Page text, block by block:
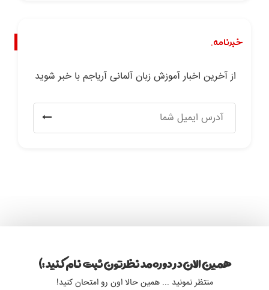
خبرنامه.
از آخرین اخبار آموزش زبان آلمانی آریاجم با خبر شوید
همین الان در دوره مد نظرتون ثبت نام کنید :)
منتظر نمونید ... همین حالا اون رو امتحان کنید!